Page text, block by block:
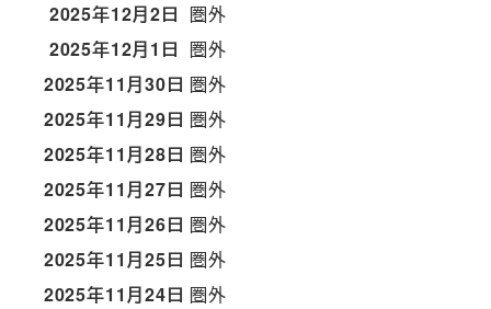
2025年12月2日 圏外
2025年12月1日 圏外
2025年11月30日 圏外
2025年11月29日 圏外
2025年11月28日 圏外
2025年11月27日 圏外
2025年11月26日 圏外
2025年11月25日 圏外
2025年11月24日 圏外